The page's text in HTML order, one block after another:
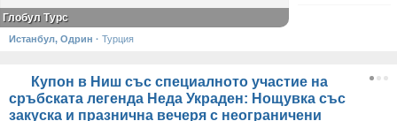
Глобул Турс
Истанбул, Одрин · Турция
Купон в Ниш със специалното участие на
сръбската легенда Неда Украден: Нощувка със
закуска и празнична вечеря с неограничени